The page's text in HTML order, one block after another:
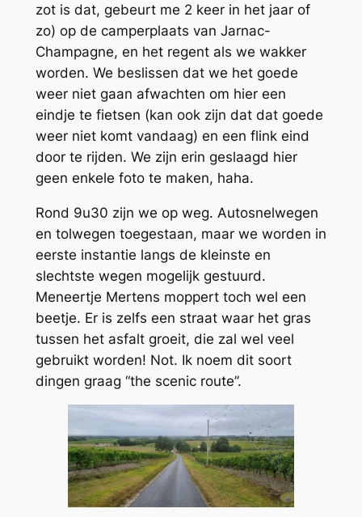
zot is dat, gebeurt me 2 keer in het jaar of
zo) op de camperplaats van Jarnac-
Champagne, en het regent als we wakker
worden. We beslissen dat we het goede
weer niet gaan afwachten om hier een
eindje te fietsen (kan ook zijn dat dat goede
weer niet komt vandaag) en een flink eind
door te rijden. We zijn erin geslaagd hier
geen enkele foto te maken, haha.
Rond 9u30 zijn we op weg. Autosnelwegen
en tolwegen toegestaan, maar we worden in
eerste instantie langs de kleinste en
slechtste wegen mogelijk gestuurd.
Meneertje Mertens moppert toch wel een
beetje. Er is zelfs een straat waar het gras
tussen het asfalt groeit, die zal wel veel
gebruikt worden! Not. Ik noem dit soort
dingen graag “the scenic route”.